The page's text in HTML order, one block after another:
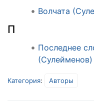
Волчата
П
Последнее
(Сулейменов)
Категория: Авторы